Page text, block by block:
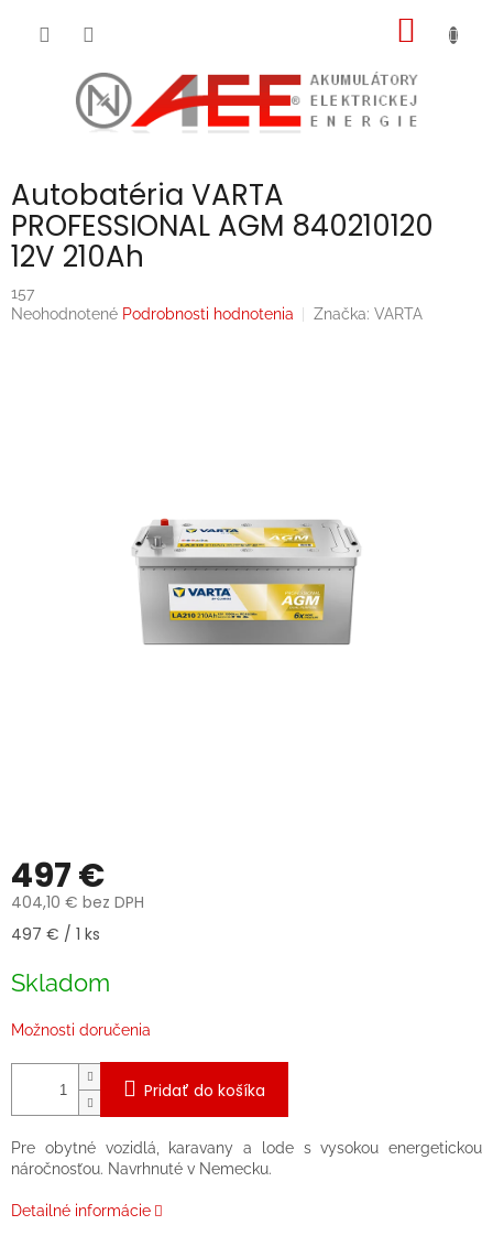
Autobatéria VARTA
PROFESSIONAL AGM 840210120
12V 210Ah
157
Priemerné
Neohodnotené Podrobnosti hodnotenia Značka: VARTA
497 €
404,10 € bez DPH
Jednotková
497 € / 1 ks
Skladom
Možnosti doručenia
Pridať do košíka
Pre obytné vozidlá, karavany a lode s vysokou energetickou
náročnosťou. Navrhnuté v Nemecku.
Detailné informácie